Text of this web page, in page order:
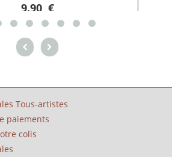
9.90 €
Tous-artistes
paiements
colis